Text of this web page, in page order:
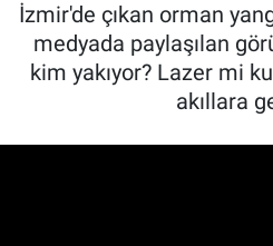
İzmir'de çıkan orman
medyada paylaşılan
kim yakıyor? Lazer mi
akıllara